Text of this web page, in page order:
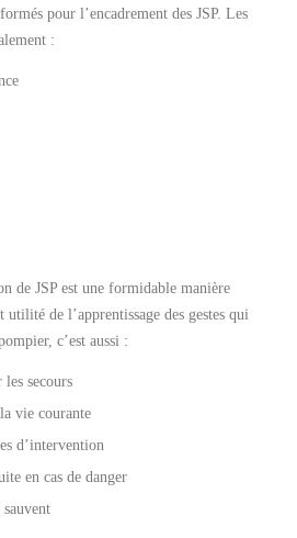
pour l’encadrement des JSP. Les
:
de JSP est une formidable manière
de l’apprentissage des gestes qui
c’est aussi :
secours
vie courante
d’intervention
en cas de danger